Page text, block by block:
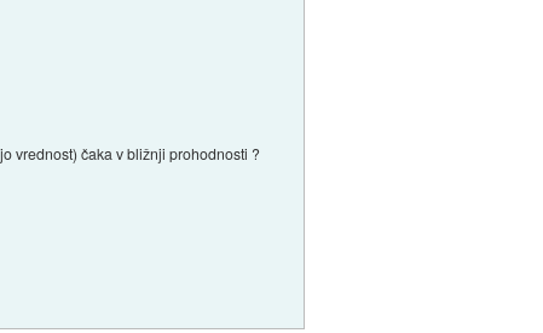
vrednost) čaka v bližnji prohodnosti ?